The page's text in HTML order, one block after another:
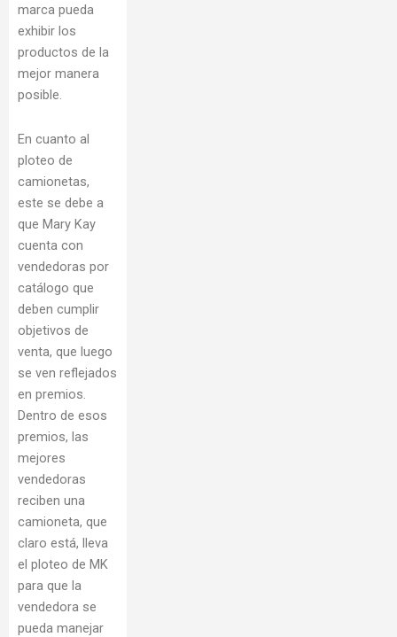
marca pueda
exhibir los
productos de la
mejor manera
posible.
En cuanto al
ploteo de
camionetas,
este se debe a
que Mary Kay
cuenta con
vendedoras por
catálogo que
deben cumplir
objetivos de
venta, que luego
se ven reflejados
en premios.
Dentro de esos
premios, las
mejores
vendedoras
reciben una
camioneta, que
claro está, lleva
el ploteo de MK
para que la
vendedora se
pueda manejar